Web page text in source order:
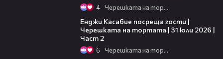
4 Черешката на тортата
Енджи Касабие посреща гости |
Черешката на тортата | 31 юли 2026 |
Част 2
6 Черешката на тортата